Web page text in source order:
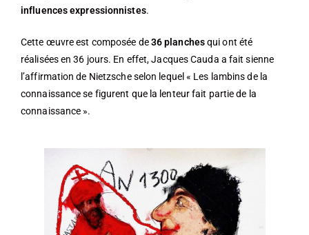
influences expressionnistes.
Cette œuvre est composée de36 planchesqui ont été
réalisées en 36 jours. En effet, Jacques Cauda a fait sienne
l’affirmation de Nietzsche selon lequel « Les lambins de la
connaissance se figurent que la lenteur fait partie de la
connaissance ».